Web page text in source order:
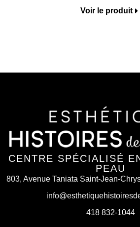
Voir le produit
CENTRE SPÉCIALISÉ
PEAU
803, Avenue Taniata Saint-Jean-
418 832-1044